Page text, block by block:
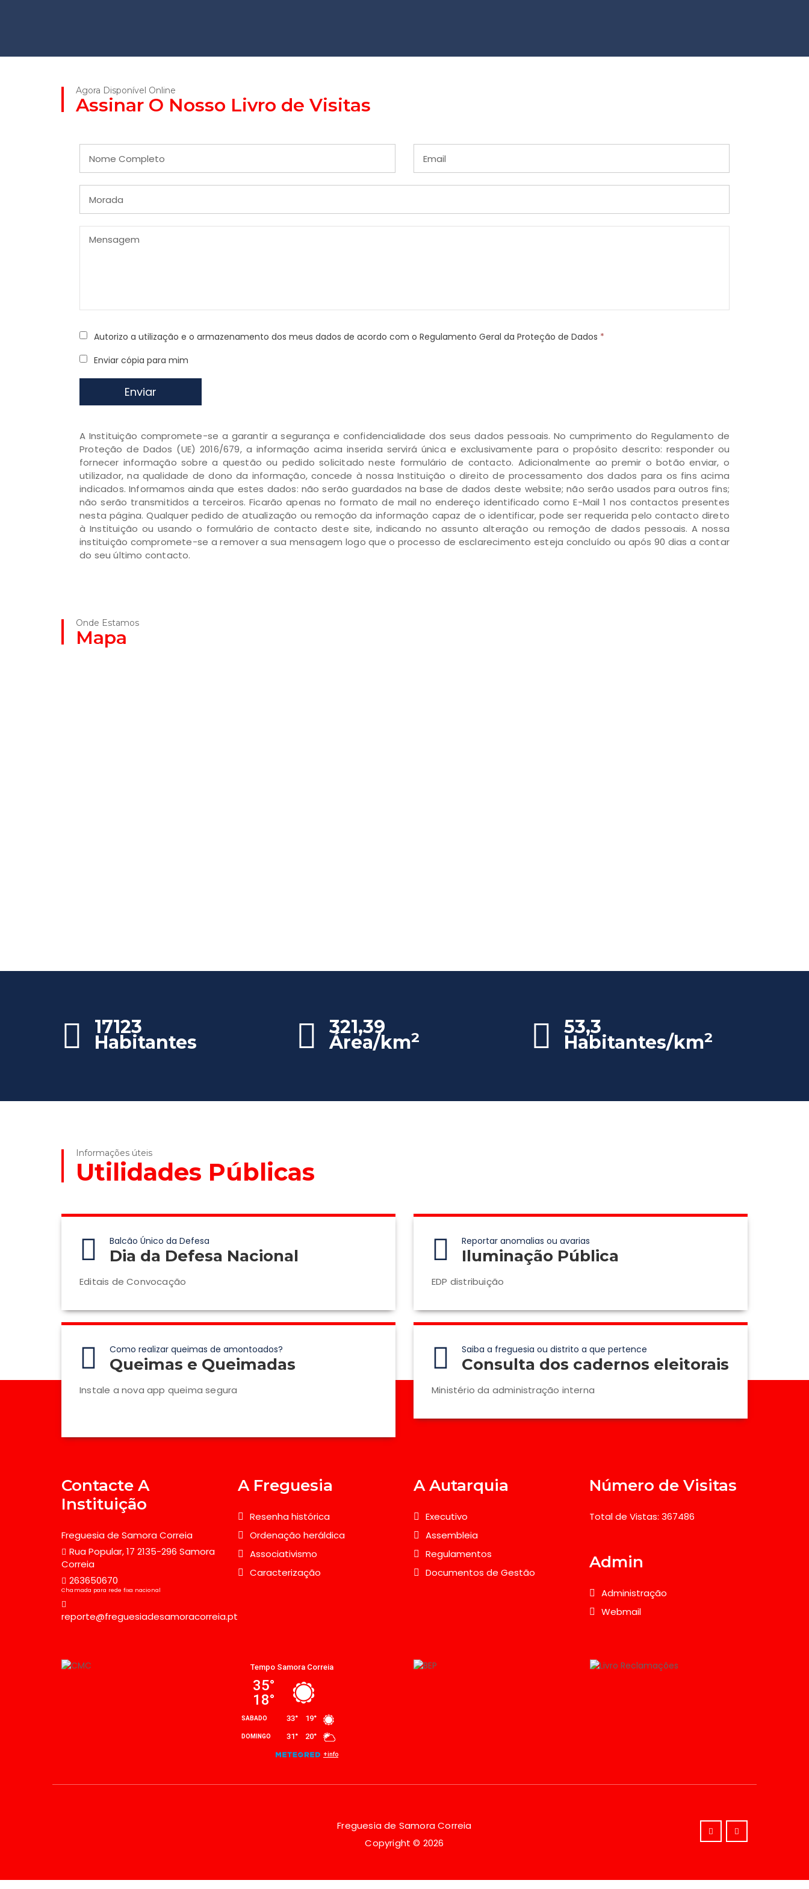
Agora Disponível Online
Assinar O Nosso Livro de Visitas
Autorizo a utilização e o armazenamento dos meus dados de acordo com o Regulamento Geral da Proteção de Dados *
Enviar cópia para mim
Enviar
A Instituição compromete-se a garantir a segurança e confidencialidade dos seus dados pessoais. No cumprimento do Regulamento de
Proteção de Dados (UE) 2016/679, a informação acima inserida servirá única e exclusivamente para o propósito descrito: responder ou
fornecer informação sobre a questão ou pedido solicitado neste formulário de contacto. Adicionalmente ao premir o botão enviar, o
utilizador, na qualidade de dono da informação, concede à nossa Instituição o direito de processamento dos dados para os fins acima
indicados. Informamos ainda que estes dados: não serão guardados na base de dados deste website; não serão usados para outros fins;
não serão transmitidos a terceiros. Ficarão apenas no formato de mail no endereço identificado como E-Mail 1 nos contactos presentes
nesta página. Qualquer pedido de atualização ou remoção da informação capaz de o identificar, pode ser requerida pelo contacto direto
à Instituição ou usando o formulário de contacto deste site, indicando no assunto alteração ou remoção de dados pessoais. A nossa
instituição compromete-se a remover a sua mensagem logo que o processo de esclarecimento esteja concluído ou após 90 dias a contar
do seu último contacto.
Onde Estamos
Mapa
17123
Habitantes
321,39
Área/km2 53,3
Habitantes/km2
Informações úteis
Utilidades Públicas
Balcão Único da Defesa
Dia da Defesa Nacional
Editais de Convocação
Reportar anomalias ou avarias
Iluminação Pública
EDP distribuição
Como realizar queimas de amontoados?
Queimas e Queimadas
Instale a nova app queima segura
Saiba a freguesia ou distrito a que pertence
Consulta dos cadernos eleitorais
Ministério da administração interna
Contacte A
Instituição
Freguesia de Samora Correia
Rua Popular, 17 2135-296 Samora
Correia
263650670
Chamada para rede fixa nacional
reporte@freguesiadesamoracorreia.pt
A Freguesia
Resenha histórica
Ordenação heráldica
Associativismo
Caracterização
A Autarquia
Executivo
Assembleia
Regulamentos
Documentos de Gestão
Número de Visitas
Total de Vistas: 367486
Admin
Administração
Webmail
Freguesia de Samora Correia
Copyright © 2026